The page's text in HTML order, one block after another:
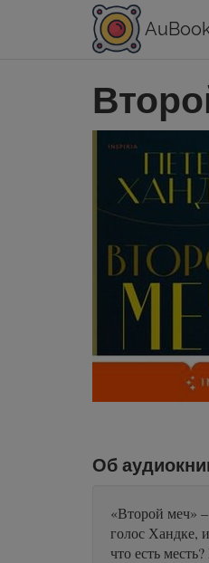
Об
«Второй меч»
голос Хандке,
что есть